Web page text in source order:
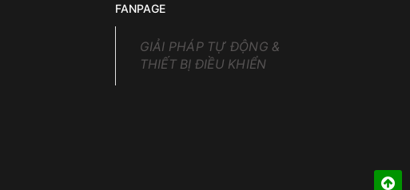
FANPAGE
GIẢI PHÁP TỰ ĐỘNG &
THIẾT BỊ ĐIỀU KHIỂN